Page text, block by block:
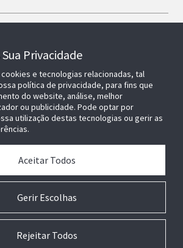
Privacidade
e tecnologias relacionadas, tal
política de privacidade, para fins que
do website, análise, melhor
ou publicidade. Pode optar por
utilização destas tecnologias ou gerir as
Gerir Escolhas
Aceitar Todos
Rejeitar Todos